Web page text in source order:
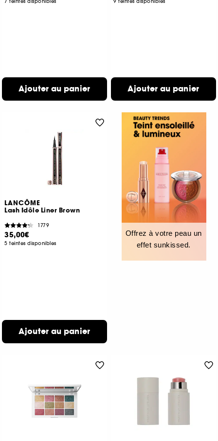
Ajouter au panier Ajouter au panier
LANCÔME
Lash Idôle Liner Brown
1779
35,00€
5 teintes disponibles
Ajouter au panier
Offrez à votre peau un
effet sunkissed.